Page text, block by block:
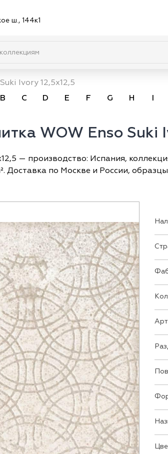
ш., 144к1
Suki Ivory 12,5x12,5
B C D E F G H I
WOW Enso Suki
— производство: Испания,
Доставка по Москве и России,